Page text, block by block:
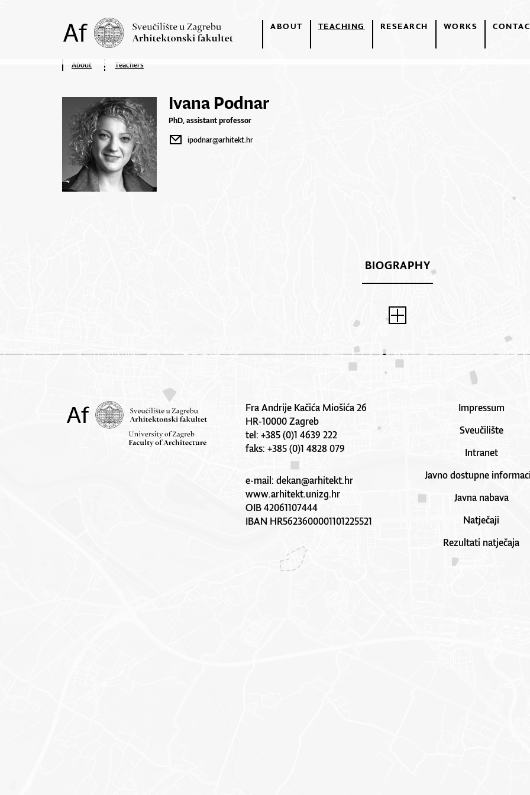
ABOUT TEACHING RESEARCH WORKS
About Teachers
Ivana Podnar
PhD, assistant professor
ipodnar@arhitekt.hr
BIOGRAPHY
Fra Andrije Kačića Miošića 26
HR-10000 Zagreb
tel: +385 (0)1 4639 222
faks: +385 (0)1 4828 079
e-mail:dekan@arhitekt.hr
www.arhitekt.unizg.hr
OIB 42061107444
IBAN HR5623600001101225521
Impressum
Sveučilište
Intranet
Javno dostupne
Javna nabava
Natječaji
Rezultati natječaja